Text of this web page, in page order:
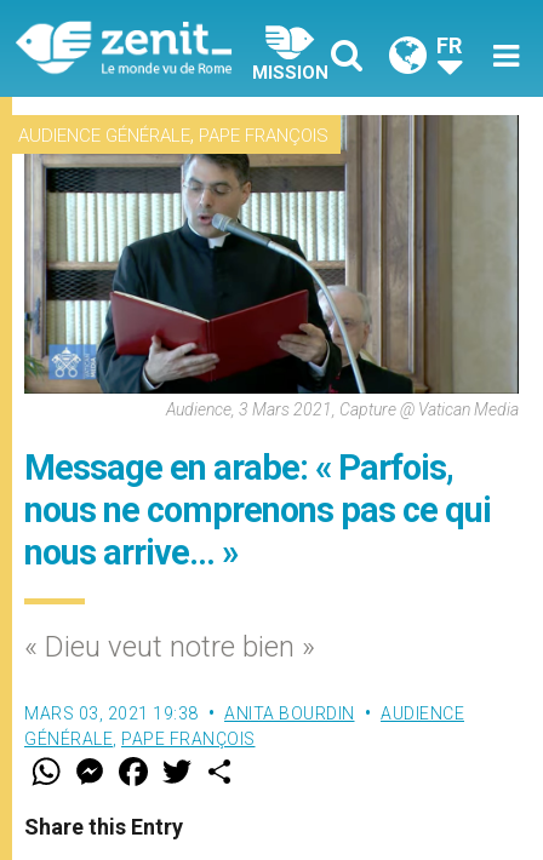
MISSION
FR
AUDIENCE GÉNÉRALE, PAPE FRANÇOIS
Audience, 3 Mars 2021, Capture @ Vatican Media
Message en arabe: « Parfois,
nous ne comprenons pas ce qui
nous arrive… »
« Dieu veut notre bien »
MARS 03, 2021 19:38 ANITA BOURDIN
AUDIENCE
GÉNÉRALE PAPE FRANÇOIS
W
t
s
M
e
s
e
F
a
e
b
w
Share this Entry